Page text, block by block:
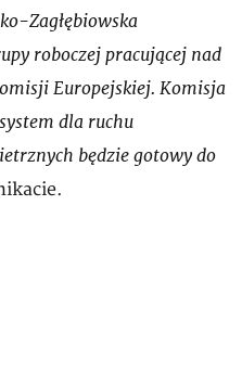
Zagłębiowska
roboczej pracującej nad
Europejskiej. Komisja
dla ruchu
będzie gotowy do